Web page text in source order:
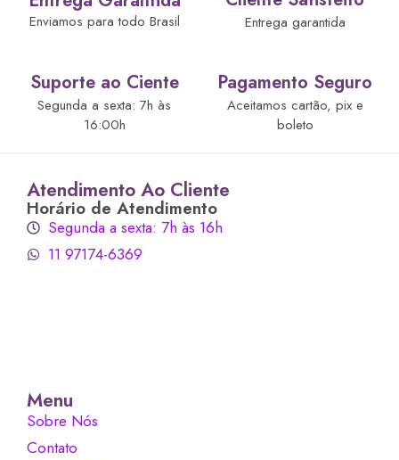
Enviamos para todo Brasil Entrega garantida
Suporte ao Ciente
Segunda a sexta: 7h às
16:00h
Pagamento Seguro
Aceitamos cartão, pix e
boleto
Atendimento Ao Cliente
Horário de Atendimento
Segunda a sexta: 7h às 16h
11 97174-6369
Menu
Sobre Nós
Contato